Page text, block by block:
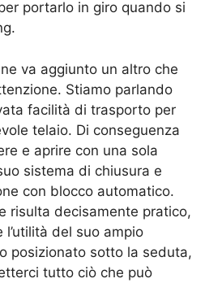
portarlo in giro quando si
va aggiunto un altro che
Stiamo parlando
facilità di trasporto per
telaio. Di conseguenza
e aprire con una sola
sistema di chiusura e
con blocco automatico.
risulta decisamente pratico,
del suo ampio
posizionato sotto la seduta,
tutto ciò che può